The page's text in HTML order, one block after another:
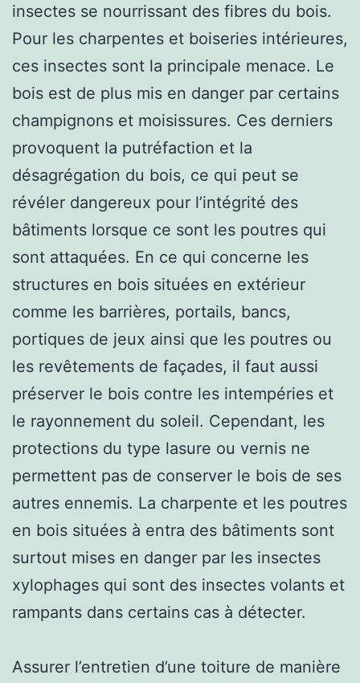
insectes se nourrissant des fibres du bois.
Pour les charpentes et boiseries intérieures,
ces insectes sont la principale menace. Le
bois est de plus mis en danger par certains
champignons et moisissures. Ces derniers
provoquent la putréfaction et la
désagrégation du bois, ce qui peut se
révéler dangereux pour l’intégrité des
bâtiments lorsque ce sont les poutres qui
sont attaquées. En ce qui concerne les
structures en bois situées en extérieur
comme les barrières, portails, bancs,
portiques de jeux ainsi que les poutres ou
les revêtements de façades, il faut aussi
préserver le bois contre les intempéries et
le rayonnement du soleil. Cependant, les
protections du type lasure ou vernis ne
permettent pas de conserver le bois de ses
autres ennemis. La charpente et les poutres
en bois situées à entra des bâtiments sont
surtout mises en danger par les insectes
xylophages qui sont des insectes volants et
rampants dans certains cas à détecter.
Assurer l’entretien d’une toiture de manière